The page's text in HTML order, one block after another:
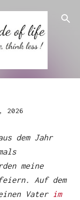
2026
dem Jahr
meine
Auf dem
Vaterim